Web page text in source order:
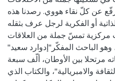
عن كلّ نقاء هووي. رصدنا هذه
أو الفكرية لرجل عرف بثقله
تمسّ جملة من العلاقات
وهو الباحث المفكّر"إدوارد سعيد"
مرتحلا بين الأوطان، ألّف سبعة
والامبريالية"، والكتاب الذي